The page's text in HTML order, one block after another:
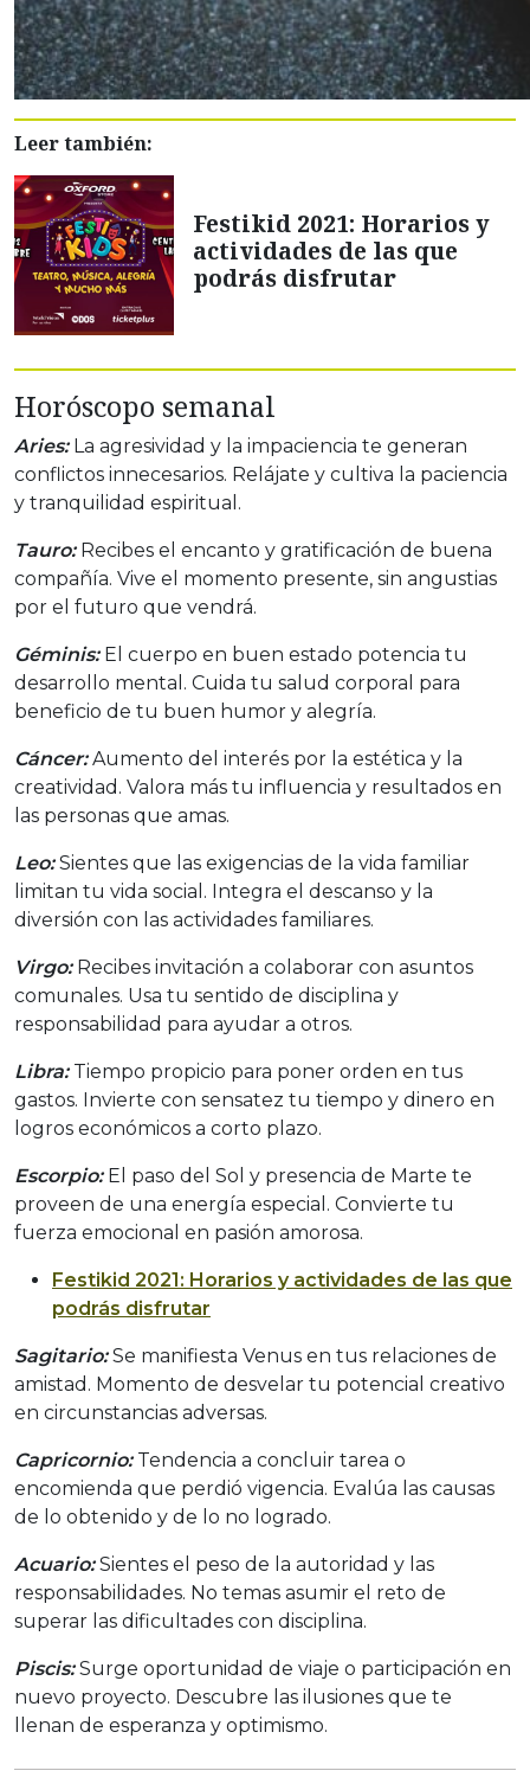
Leer también:
Festikid 2021: Horarios y
actividades de las que
podrás disfrutar
Horóscopo semanal
Aries:La agresividad y la impaciencia te generan
conflictos innecesarios. Relájate y cultiva la paciencia
y tranquilidad espiritual.
Tauro: Recibes el encanto y gratificación de buena
compañía. Vive el momento presente, sin angustias
por el futuro que vendrá.
Géminis:El cuerpo en buen estado potencia tu
desarrollo mental. Cuida tu salud corporal para
beneficio de tu buen humor y alegría.
Cáncer:Aumento del interés por la estética y la
creatividad. Valora más tu influencia y resultados en
las personas que amas.
Leo: Sientes que las exigencias de la vida familiar
limitan tu vida social. Integra el descanso y la
diversión con las actividades familiares.
Virgo:Recibes invitación a colaborar con asuntos
comunales. Usa tu sentido de disciplina y
responsabilidad para ayudar a otros.
Libra: Tiempo propicio para poner orden en tus
gastos. Invierte con sensatez tu tiempo y dinero en
logros económicos a corto plazo.
Escorpio: El paso del Sol y presencia de Marte te
proveen de una energía especial. Convierte tu
fuerza emocional en pasión amorosa.
Festikid 2021: Horarios y actividades de las que
podrás disfrutar
Sagitario:Se manifiesta Venus en tus relaciones de
amistad. Momento de desvelar tu potencial creativo
en circunstancias adversas.
Capricornio:Tendencia a concluir tarea o
encomienda que perdió vigencia. Evalúa las causas
de lo obtenido y de lo no logrado.
Acuario:Sientes el peso de la autoridad y las
responsabilidades. No temas asumir el reto de
superar las dificultades con disciplina.
Piscis: Surge oportunidad de viaje o participación en
nuevo proyecto. Descubre las ilusiones que te
llenan de esperanza y optimismo.